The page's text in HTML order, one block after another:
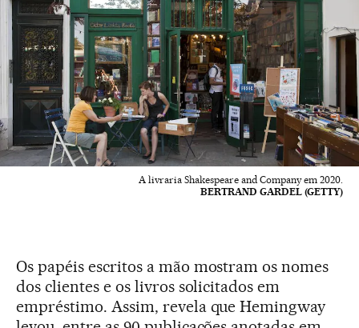
A livraria Shakespeare and Company em 2020.
BERTRAND GARDEL (GETTY)
Os papéis escritos a mão mostram os nomes
dos clientes e os livros solicitados em
empréstimo. Assim, revela que Hemingway